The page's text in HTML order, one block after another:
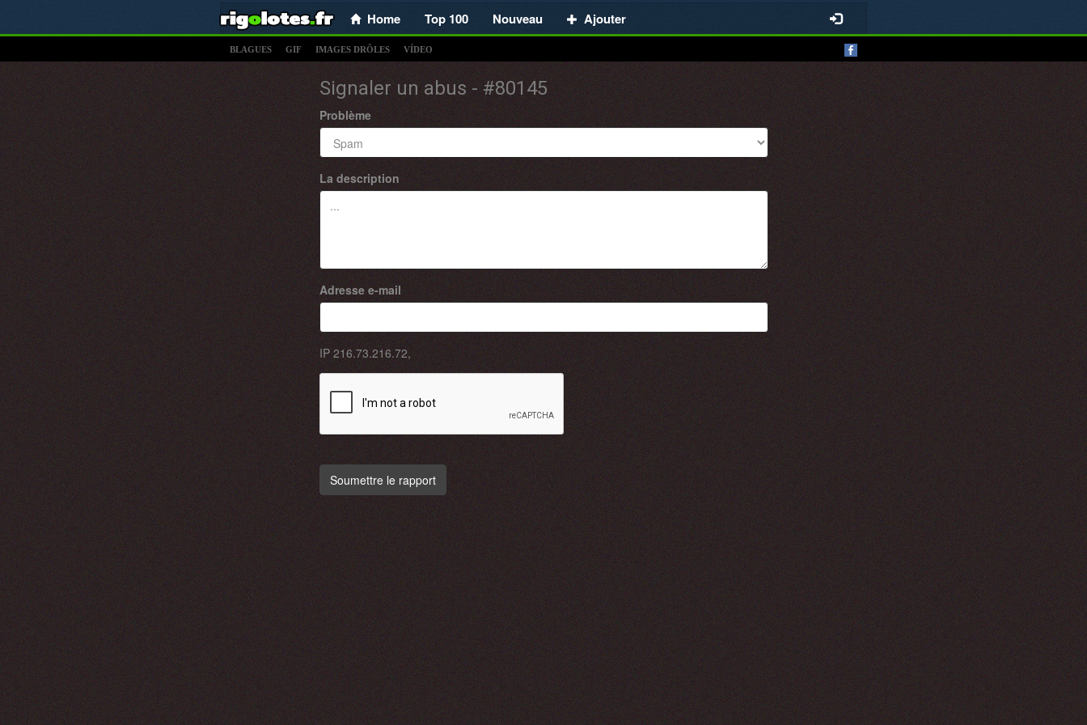
Home Top 100 Nouveau Ajouter
BLAGUES GIF IMAGES DRÔLES VÍDEO
Signaler un abus - #80145
Problème
La description
Adresse e-mail
IP 216.73.216.72,
Soumettre le rapport